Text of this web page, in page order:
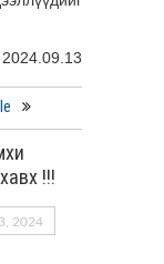
2024.09.13
!!!
2024